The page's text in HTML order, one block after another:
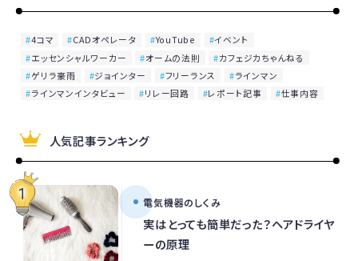
4コマ CADオペレータ YouTube
イベント
エッセンシャルワーカー
オームの法則
カフェジカちゃんねる
ゲリラ豪雨
ジョインター フリーランス
ラインマン
ラインマンインタビュー
リレー回路 レポート記事 仕事内容
人気記事ランキング
電気機器のしくみ
実はとっても簡単だった？ヘアドライヤ
ーの原理